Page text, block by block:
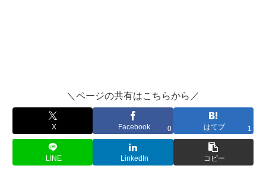
＼ページの共有はこちらから／
X Facebook 0 はてブ 1
LINE LinkedIn コピー